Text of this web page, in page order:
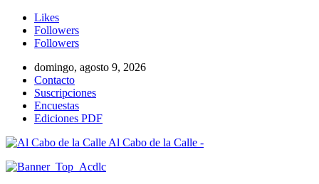
Likes
Followers
Followers
domingo, agosto 9, 2026
Contacto
Suscripciones
Encuestas
Ediciones PDF
Al Cabo de la Calle -